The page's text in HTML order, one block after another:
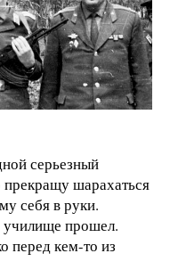
серьезный
прекращу шарахаться
себя в руки.
училище прошел.
перед кем-то из